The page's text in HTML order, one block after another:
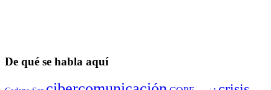
De qué se habla aquí